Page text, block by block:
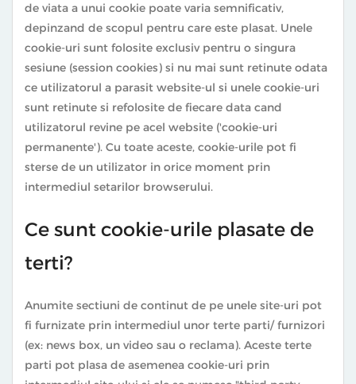
de viata a unui cookie poate varia semnificativ,
depinzand de scopul pentru care este plasat. Unele
cookie-uri sunt folosite exclusiv pentru o singura
sesiune (session cookies) si nu mai sunt retinute odata
ce utilizatorul a parasit website-ul si unele cookie-uri
sunt retinute si refolosite de fiecare data cand
utilizatorul revine pe acel website ('cookie-uri
permanente'). Cu toate aceste, cookie-urile pot fi
sterse de un utilizator in orice moment prin
intermediul setarilor browserului.
Ce sunt cookie-urile plasate de
terti?
Anumite sectiuni de continut de pe unele site-uri pot
fi furnizate prin intermediul unor terte parti/ furnizori
(ex: news box, un video sau o reclama). Aceste terte
parti pot plasa de asemenea cookie-uri prin